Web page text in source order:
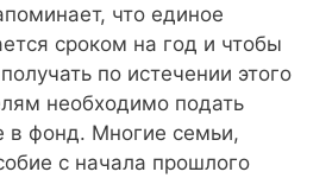
что единое
сроком на год и чтобы
по истечении этого
необходимо подать
в фонд. Многие семьи,
с начала прошлого